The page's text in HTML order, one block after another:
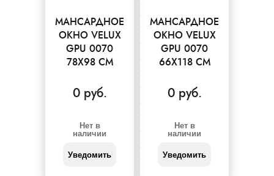
МАНСАРДНОЕ
ОКНО VELUX
GPU 0070
78X98 СМ
0 руб.
Нет в
наличии
Уведомить
МАНСАРДНОЕ
ОКНО VELUX
GPU 0070
66X118 СМ
0 руб.
Нет в
наличии
Уведомить